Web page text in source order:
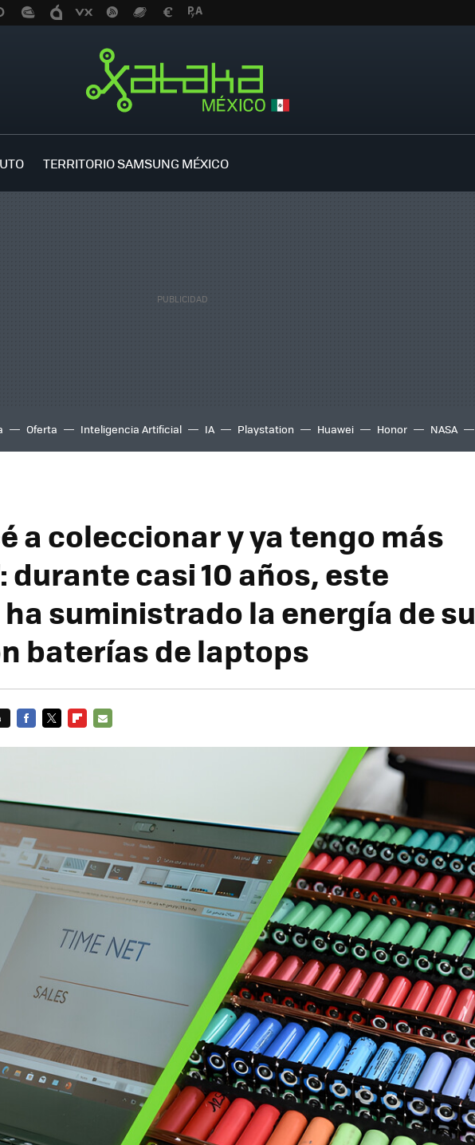
TERRITORIO SAMSUNG MÉXICO
Oferta Inteligencia Artificial IA Playstation Huawei Honor NASA
a coleccionar y ya tengo más
durante casi 10 años, este
suministrado la energía de su
baterías de laptops